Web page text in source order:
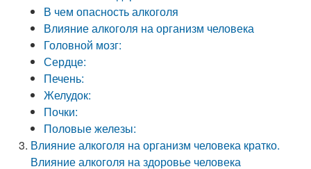
В чем опасность алкоголя
Влияние алкоголя на организм человека
Головной мозг:
Сердце:
Печень:
Желудок:
Почки:
Половые железы:
Влияние алкоголя на организм человека кратко.
Влияние алкоголя на здоровье человека